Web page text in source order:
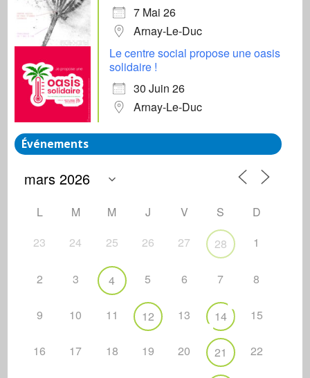
7 Mai 26
Arnay-Le-Duc
Le centre social propose une oasis
solidaire !
30 Juin 26
Arnay-Le-Duc
Événements
L M M J V S
D
23
24 25 26 27 28 1
2 3 4 5 6 7 8
9 10 11 12 13 14 15
16 17 18 19 20 21 22